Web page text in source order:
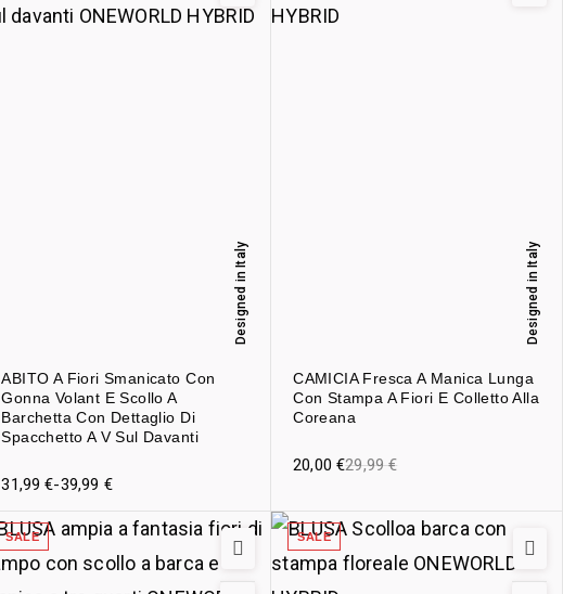
ABITO A Fiori Smanicato Con
Gonna Volant E Scollo A
Barchetta Con Dettaglio Di
Spacchetto A V Sul Davanti
Designed in Italy
31,99€-39,99 €
CAMICIA Fresca A Manica Lunga
Con Stampa A Fiori E Colletto Alla
Coreana
Designed in Italy
29,99€
20,00€
SALE SALE